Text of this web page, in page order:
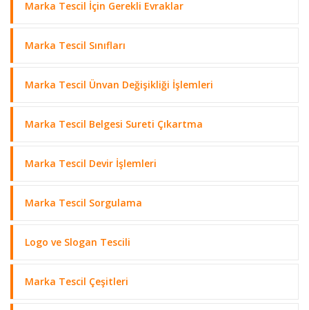
Marka Tescil İçin Gerekli Evraklar
Marka Tescil Sınıfları
Marka Tescil Ünvan Değişikliği İşlemleri
Marka Tescil Belgesi Sureti Çıkartma
Marka Tescil Devir İşlemleri
Marka Tescil Sorgulama
Logo ve Slogan Tescili
Marka Tescil Çeşitleri